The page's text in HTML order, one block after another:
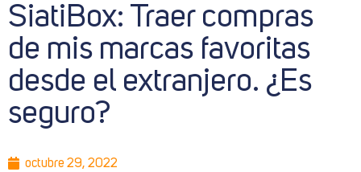
SiatiBox: Traer compras
de mis marcas favoritas
desde el extranjero. ¿Es
seguro?
octubre 29, 2022